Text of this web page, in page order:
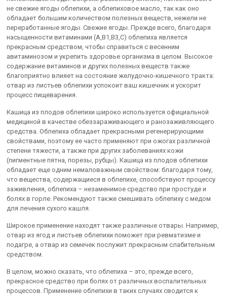
не свежие ягоды облепихи, а облепиховое масло, так как оно
обладает большим количеством полезных веществ, нежели не
переработанные ягоды. Свежие ягоды. Прежде всего, благодаря
насыщенности витаминами (А,В1,В3,С) облепиха является
прекрасным средством, чтобы справиться с весенним
авитаминозом и укрепить здоровье организма в целом. Высокое
содержание витаминов и других полезных веществ также
благоприятно влияет на состояние желудочно-кишечного тракта:
отвар из листьев облепихи успокоит ваш кишечник и ускорит
процесс пищеварения.
Кашица из плодов облепихи широко используется официальной
медициной в качестве обеззараживающего и ранозаживляющего
средства. Облепиха обладает прекрасными регенерирующими
свойствами, поэтому ее часто применяют при ожогах различной
степени тяжести, а также при других заболеваниях кожи
(пигментные пятна, порезы, рубцы). Кашица из плодов облепихи
обладает еще одним немаловажным свойством: благодаря тому,
что вещества, содержащиеся в облепихе, способствуют процессу
заживления, облепиха – незаменимое средство при простуде и
болях в горле. Рекомендуют также смешивать облепиху с медом
для лечения сухого кашля.
Широкое применение находят также различные отвары. Например,
отвар из ягод и листьев облепихи поможет при ревматизме и
подагре, а отвар из семечек послужит прекрасным слабительным
средством.
В целом, можно сказать, что облепиха – это, прежде всего,
прекрасное средство при болях от различных воспалительных
процессов. Применение облепихи в таких случаях сводится к